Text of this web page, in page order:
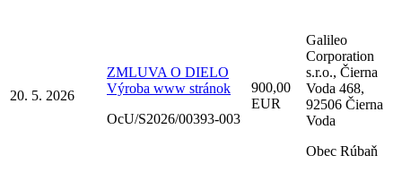
20. 5. 2026
ZMLUVA O DIELO
Výroba www stránok
OcU/S2026/00393-003
900,00
EUR
Galileo
Corporation
s.r.o., Čierna
Voda 468,
92506 Čierna
Voda
Obec Rúbaň